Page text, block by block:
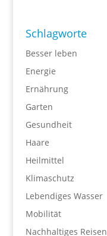
Schlagworte
Besser leben
Energie
Ernährung
Garten
Gesundheit
Haare
Heilmittel
Klimaschutz
Lebendiges Wasser
Mobilität
Nachhaltiges Reisen